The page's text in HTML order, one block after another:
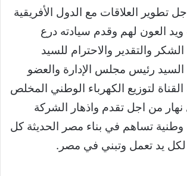
تطوير العلاقات مع الدول الأفريقية
ويد العون لهم وقدم سيادته درع
والتقدير والاحترام للسيد
رئيس مجلس الإدارة والعضو
لتوزيع الكهرباء الوطني المخلص
من اجل تقدم واذهار الشركة
تساهم في بناء مصر الحديثة كل
لكل يد تعمل وتبني في مصر.